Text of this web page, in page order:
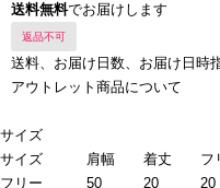
送料無料でお届けします
返品不可
送料、お届け日数、お届け日時
アウトレット商品について
サイズ
サイズ
肩幅 着丈 フ
フリー
50 20 20